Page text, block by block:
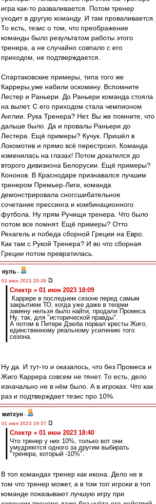
игра как-то разваливается. Потом тренер
уходит в другую команду. И там проваливается.
То есть, тезис о том, что преображение
команды было результатом работы этого
тренера, а не случайно совпало с его
приходом, не подтверждается.
Спартаковские примеры, типа того же
Карреры,уже набили оскомину. Вспомните
Лестер и Раньери. До Раньери команда стояла
на вылет. С его приходом стала чемпионом
Англии. Рука Тренера? Нет. Вы же помните, что
дальше было. Да и провалы Раньери до
Лестера. Ещё примеры? Кучук. Пришёл в
Локомотив и прямо всё перестроил. Команда
изменилась на глазах! Потом докатился до
второго дивизиона Белорусии. Ещё примеры?
Кононов. В Краснодаре признавался лучшим
тренером Премьер-Лиги, команда
демонстрировала сногсшибательное
сочетание прессинга и комбинационного
футбола. Ну прям Ручищи тренера. Что было
потом все помнят. Ещё примеры? Отто
Рехагель и победа сборной Греции на Евро.
Как там с Рукой Тренера? И во что сборная
Греции потом превратилась.
нуль -
01 июн 2023 20:26
Спектр » 01 июн 2023 18:09
Каррере в последнем сезоне перед самым
закрытием ТО, когда уже даже в теории
замену нельзя было найти, продали Промеса.
Ну, так, для "исторической правды".
А потом в Питере Дзюба порвал кресты Жиго,
единственному реальному усилению того
сезона.
Ну да. И тут-то и оказалось, что без Промеса и
Жиго Каррера совсем не тянет. То есть, дело
изначально не в нём было. А в игроках. Что как
раз и подтверждает тезис про 10%.
митхун -
01 июн 2023 19:37
Спектр » 01 июн 2023 18:40
Что тренер у них 10%, только вот они
умудряются одного за другим выбирать
"тренера, который -10%".
В топ командах тренер как икона. Дело не в
том что тренер может, а в том топ игроки в топ
команде показывают лучшую игру при